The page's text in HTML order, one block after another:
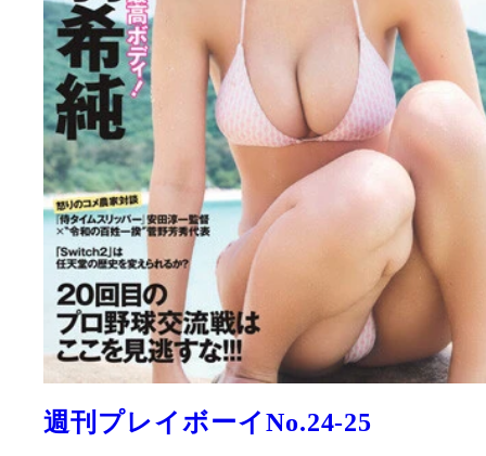
週刊プレイボーイNo.24-25